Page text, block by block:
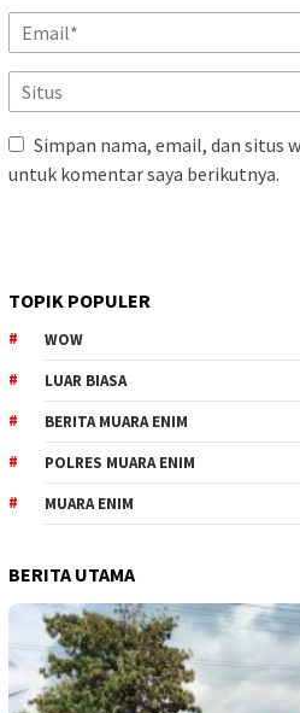
Simpan nama, email, dan situs
untuk komentar saya berikutnya.
TOPIK POPULER
WOW
LUAR BIASA
BERITA MUARA ENIM
POLRES MUARA ENIM
MUARA ENIM
BERITA UTAMA